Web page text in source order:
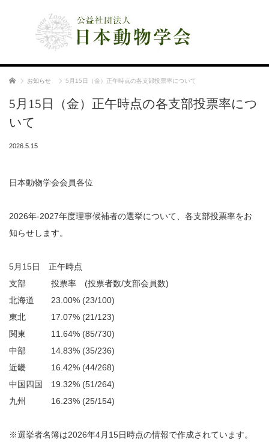
ホーム お知らせ 5月15日（金）正午時点の各支部投票率について
5月15日（金）正午時点の各支部投票率につ
いて
2026.5.15
日本動物学会会員各位
2026年-2027年度理事候補者の選挙について、各支部投票率をお
知らせします。
5月15日 正午時点
支部 投票率 (投票者数/支部会員数)
北海道 23.00% (23/100)
東北 17.07% (21/123)
関東 11.64% (85/730)
中部 14.83% (35/236)
近畿 16.42% (44/268)
中国四国 19.32% (51/264)
九州 16.23% (25/154)
※選挙者名簿は2026年4月15日時点の情報で作成されています。